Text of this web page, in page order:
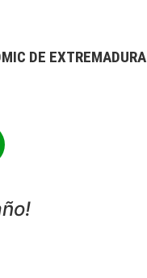
DE EXTREMADURA